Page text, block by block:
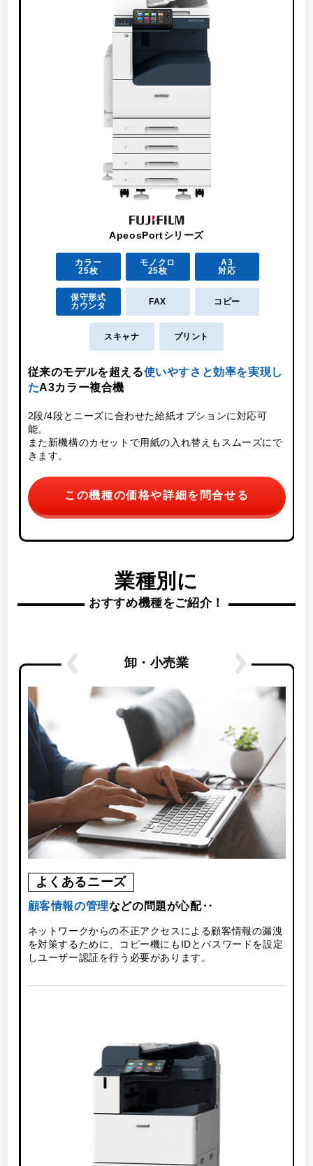
ApeosPortシリーズ
カラー
25枚
モノクロ
25枚
A3
対応
保守形式
カウンタ
FAX コピー
スキャナ プリント
従来のモデルを超える使いやすさと効率を実現し
たA3カラー複合機
2段/4段とニーズに合わせた給紙オプションに対応可
能。
また新機構のカセットで用紙の入れ替えもスムーズにで
きます。
この機種の価格や詳細を問合せる
業種別に
おすすめ機種をご紹介！
卸・小売業
よくあるニーズ
顧客情報の管理などの問題が心配‥
ネットワークからの不正アクセスによる顧客情報の漏洩
を対策するために、コピー機にもIDとパスワードを設定
しユーザー認証を行う必要があります。